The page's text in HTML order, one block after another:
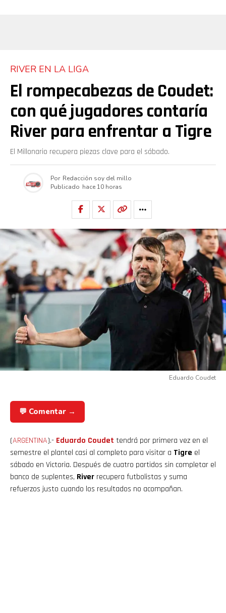
RIVER EN LA LIGA
El rompecabezas de Coudet:
con qué jugadores contaría
River para enfrentar a Tigre
El Millonario recupera piezas clave para el sábado.
Por Redacción soy del millo
Publicado hace 10 horas
Eduardo Coudet
💬 Comentar →
(ARGENTINA).- Eduardo Coudet tendrá por primera vez en el
semestre el plantel casi al completo para visitar a Tigre el
sábado en Victoria. Después de cuatro partidos sin completar el
banco de suplentes, River recupera futbolistas y suma
refuerzos justo cuando los resultados no acompañan.